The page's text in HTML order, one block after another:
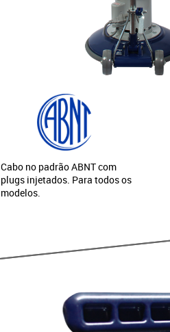
Cabo no padrão ABNT com
plugs injetados. Para todos os
modelos.